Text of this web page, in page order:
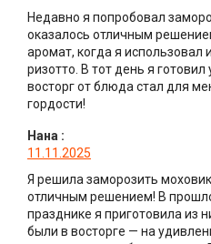
Недавно я попробовал
оказалось отличным
аромат, когда я использовал
ризотто. В тот день я
восторг от блюда стал для
гордости!
Нана :
11.11.2025
Я решила заморозить
отличным решением! В
празднике я приготовила из
были в восторге — на